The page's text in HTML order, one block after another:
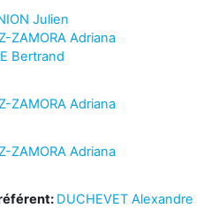
Julien
ZAMORA Adriana
Bertrand
ZAMORA Adriana
ZAMORA Adriana
DUCHEVET Alexandre